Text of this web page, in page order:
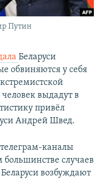
Путин
Беларуси
обвиняются у себя
выдадут в
привёл
Андрей Швед.
каналы
случаев
возбуждают